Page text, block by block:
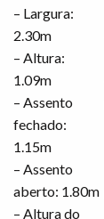
– Largura:
2.30m
– Altura:
1.09m
– Assento
fechado:
1.15m
– Assento
aberto: 1.80m
– Altura do